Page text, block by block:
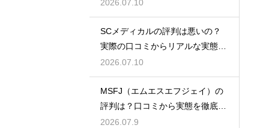
2026.07.10
SCメディカルの評判は悪いの？
実際の口コミからリアルな実態を
検証
2026.07.10
MSFJ（エムエスエフジェイ）の
評判は？口コミから実態を徹底検
証
2026.07.9